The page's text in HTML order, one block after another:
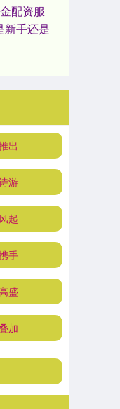
配资服
新手还是
出
游
风起
手
盛
加